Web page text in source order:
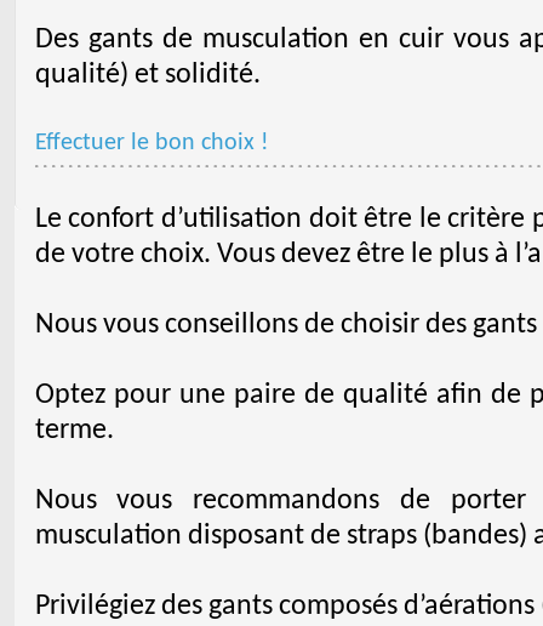
Des gants de musculation en cuir vous
qualité) et solidité.
Effectuer le bon choix !
Le confort d’utilisation doit être le critère
de votre choix. Vous devez être le plus à
Nous vous conseillons de choisir des
Optez pour une paire de qualité afin de
terme.
Nous vous recommandons de
musculation disposant de straps (bandes)
Privilégiez des gants composés